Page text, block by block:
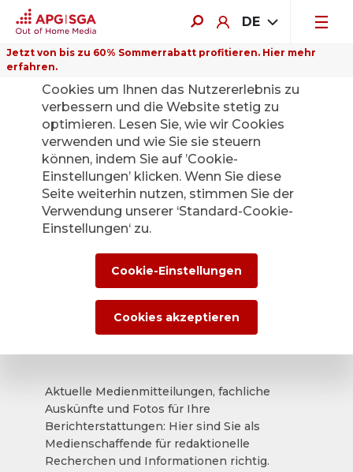
DE
Jetzt von bis zu 60% Sommerrabatt profitieren. Hier mehr
erfahren.
Zurück
Die APG|SGA
Medienstelle für
News und
Medienmitteilunge
Aktuelle Medienmitteilungen, fachliche
Auskünfte und Fotos für Ihre
Berichterstattungen: Hier sind Sie als
Medienschaffende für redaktionelle
Recherchen und Informationen richtig.
Auf dieser Website verwenden wir
Cookies um Ihnen das Nutzererlebnis zu
verbessern und die Website stetig zu
optimieren. Lesen Sie, wie wir Cookies
verwenden und wie Sie sie steuern
können, indem Sie auf ’Cookie-
Einstellungen’ klicken. Wenn Sie diese
Seite weiterhin nutzen, stimmen Sie der
Verwendung unserer ‘Standard-Cookie-
Einstellungen‘ zu.
Cookie-Einstellungen
Cookies akzeptieren